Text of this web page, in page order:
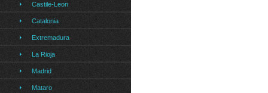
Castile-Leon
Catalonia
Extremadura
La Rioja
Madrid
Mataro